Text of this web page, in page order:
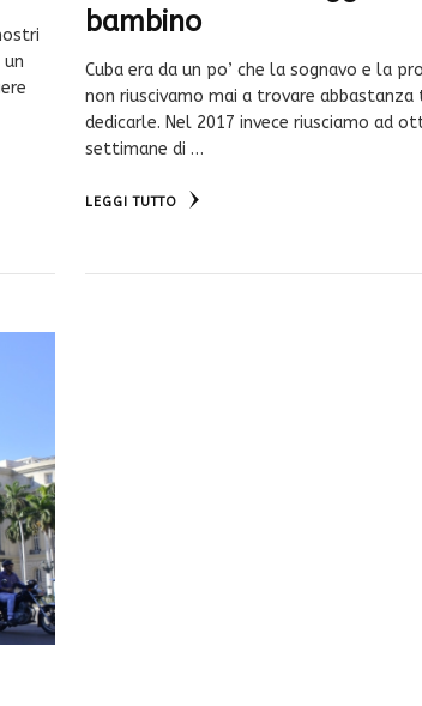
bambino
Cuba era da un po’ che la sognavo e la
non riuscivamo mai a trovare abbastanza
dedicarle. Nel 2017 invece riusciamo ad
settimane di …
LEGGI TUTTO